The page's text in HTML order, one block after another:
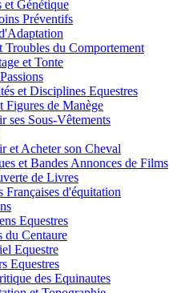
et Génétique
Préventifs
Troubles du Comportement
et Tonte
et Disciplines Equestres
Figures de Manège
ses Sous-Vêtements
et Acheter son Cheval
et Bandes Annonces de Films
de Livres
Françaises d'équitation
Equestres
du Centaure
Equestre
Equestres
des Equinautes